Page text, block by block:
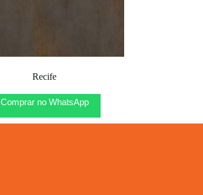
Recife
Comprar no WhatsApp